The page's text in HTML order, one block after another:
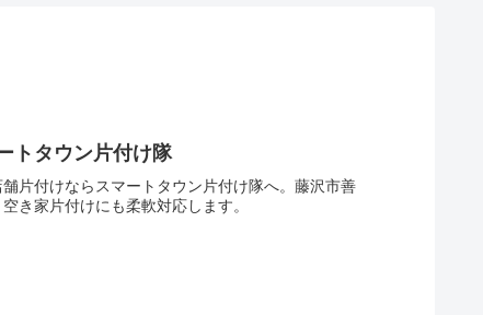
トタウン片付け隊
片付けならスマートタウン片付け隊へ。藤沢市善
き家片付けにも柔軟対応します。